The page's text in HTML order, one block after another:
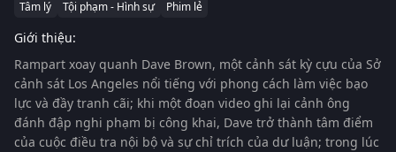
Tâm lý Tội phạm - Hình sự Phim lẻ
Giới thiệu:
Rampart xoay quanh Dave Brown, một cảnh sát kỳ cựu của Sở
cảnh sát Los Angeles nổi tiếng với phong cách làm việc bạo
lực và đầy tranh cãi; khi một đoạn video ghi lại cảnh ông
đánh đập nghi phạm bị công khai, Dave trở thành tâm điểm
của cuộc điều tra nội bộ và sự chỉ trích của dư luận; trong lúc